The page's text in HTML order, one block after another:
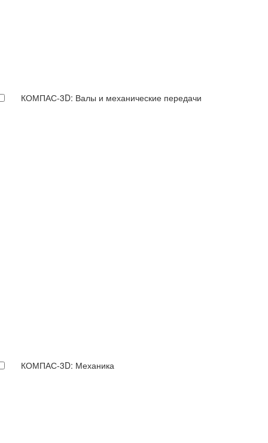
КОМПАС-3D: Валы и механические передачи
КОМПАС-3D: Механика